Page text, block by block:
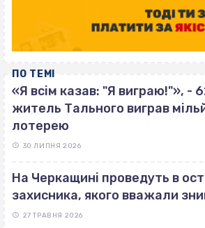
ПО ТЕМІ
«Я всім казав: "Я виграю!"», -
житель Тального виграв
лотерею
30 ЛИПНЯ 2026
На Черкащині проведуть в
захисника, якого вважали
27 ТРАВНЯ 2026